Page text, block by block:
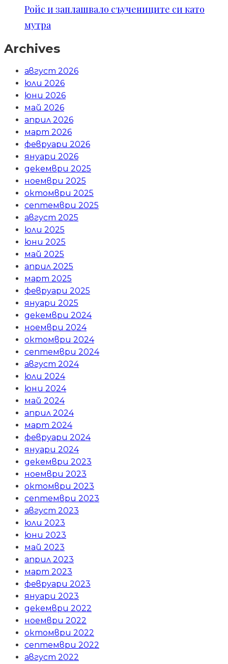
Ройс и заплашвало съучениците си като
мутра
Archives
август 2026
юли 2026
юни 2026
май 2026
април 2026
март 2026
февруари 2026
януари 2026
декември 2025
ноември 2025
октомври 2025
септември 2025
август 2025
юли 2025
юни 2025
май 2025
април 2025
март 2025
февруари 2025
януари 2025
декември 2024
ноември 2024
октомври 2024
септември 2024
август 2024
юли 2024
юни 2024
май 2024
април 2024
март 2024
февруари 2024
януари 2024
декември 2023
ноември 2023
октомври 2023
септември 2023
август 2023
юли 2023
юни 2023
май 2023
април 2023
март 2023
февруари 2023
януари 2023
декември 2022
ноември 2022
октомври 2022
септември 2022
август 2022